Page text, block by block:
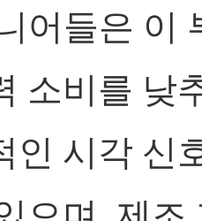
어들은 이
소비를 낮
인 시각 신